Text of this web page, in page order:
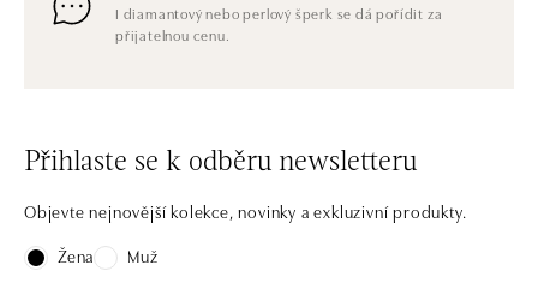
I diamantový nebo perlový šperk se dá pořídit za
přijatelnou cenu.
Přihlaste se k odběru newsletteru
Objevte nejnovější kolekce, novinky a exkluzivní produkty.
Žena
Muž